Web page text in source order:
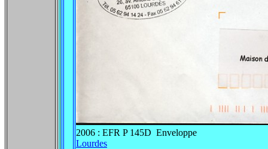
2006 : EFR P 145D Enveloppe
Lourdes